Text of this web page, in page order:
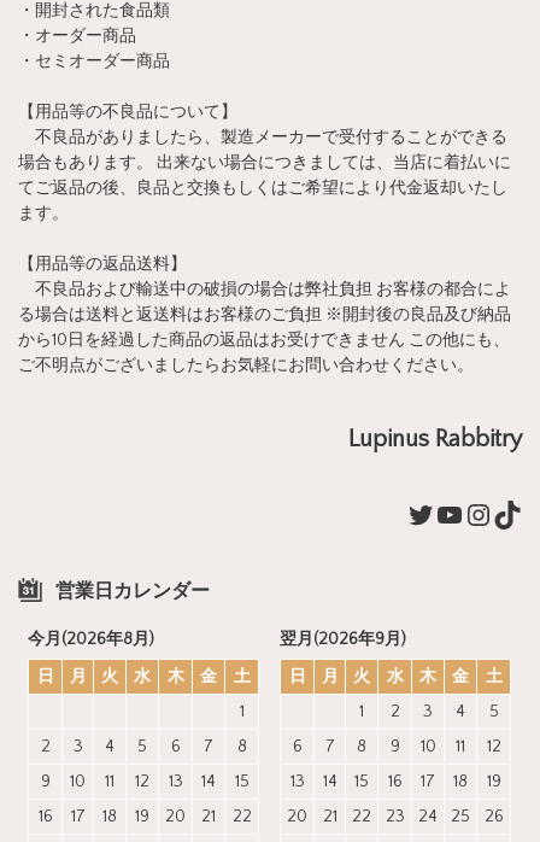
・開封された食品類
・オーダー商品
・セミオーダー商品
【用品等の不良品について】
不良品がありましたら、製造メーカーで受付することができる
場合もあります。 出来ない場合につきましては、当店に着払いに
てご返品の後、良品と交換もしくはご希望により代金返却いたし
ます。
【用品等の返品送料】
不良品および輸送中の破損の場合は弊社負担 お客様の都合によ
る場合は送料と返送料はお客様のご負担 ※開封後の良品及び納品
から10日を経過した商品の返品はお受けできません この他にも、
ご不明点がございましたらお気軽にお問い合わせください。
Lupinus Rabbitry
Twitter
YouTube
営業日カレンダー
今月(2026年8月)
日
月 火 水 木 金
土
1
2
3 4 5 6 7
8
9
10 11 12 13 14
15
16
17 18 19 20 21 22
翌月(2026年9月)
日
月 火 水 木 金
土
1
2 3 4
5
6
7 8 9 10 11
12
13
14 15 16 17 18
19
20
21 22 23 24 25 26